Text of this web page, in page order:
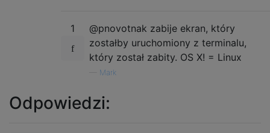
1
@pnovotnak zabije ekran, który
zostałby uruchomiony z terminalu,
który został zabity. OS X! = Linux
Mark
Odpowiedzi: